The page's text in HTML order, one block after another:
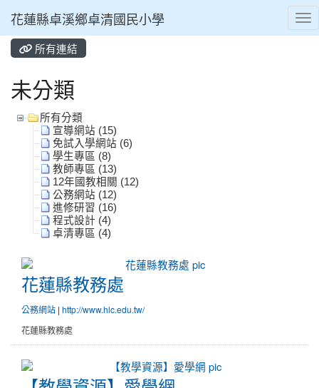
花蓮縣卓溪鄉卓清國民小學
所有連結
未分類
所有分類
宣導網站 (15)
免試入學網站 (6)
學生專區 (8)
教師專區 (13)
12年國教相關 (12)
公務網站 (12)
進修研習 (16)
程式設計 (4)
卓清專區 (4)
花蓮縣教務處
公務網站 | http://www.hlc.edu.tw/
花蓮縣教務處
【教學資源】愛學網